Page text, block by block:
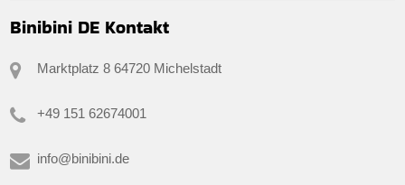
Binibini DE Kontakt
Marktplatz 8 64720 Michelstadt
+49 151 62674001
info@binibini.de